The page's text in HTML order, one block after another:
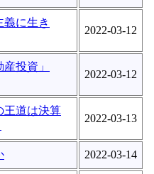
義に生き
2022-03-12
投資」
2022-03-12
王道は決算
2022-03-13
2022-03-14